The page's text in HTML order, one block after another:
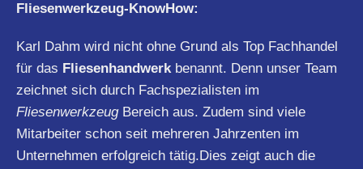
Fliesenwerkzeug-KnowHow:
Karl Dahm wird nicht ohne Grund als Top Fachhandel
für das Fliesenhandwerkbenannt. Denn unser Team
zeichnet sich durch Fachspezialisten im
FliesenwerkzeugBereich aus. Zudem sind viele
Mitarbeiter schon seit mehreren Jahrzenten im
Unternehmen erfolgreich tätig.Dies zeigt auch die